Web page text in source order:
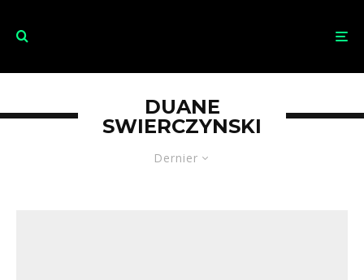
Dernier
DUANE
SWIERCZYNSKI